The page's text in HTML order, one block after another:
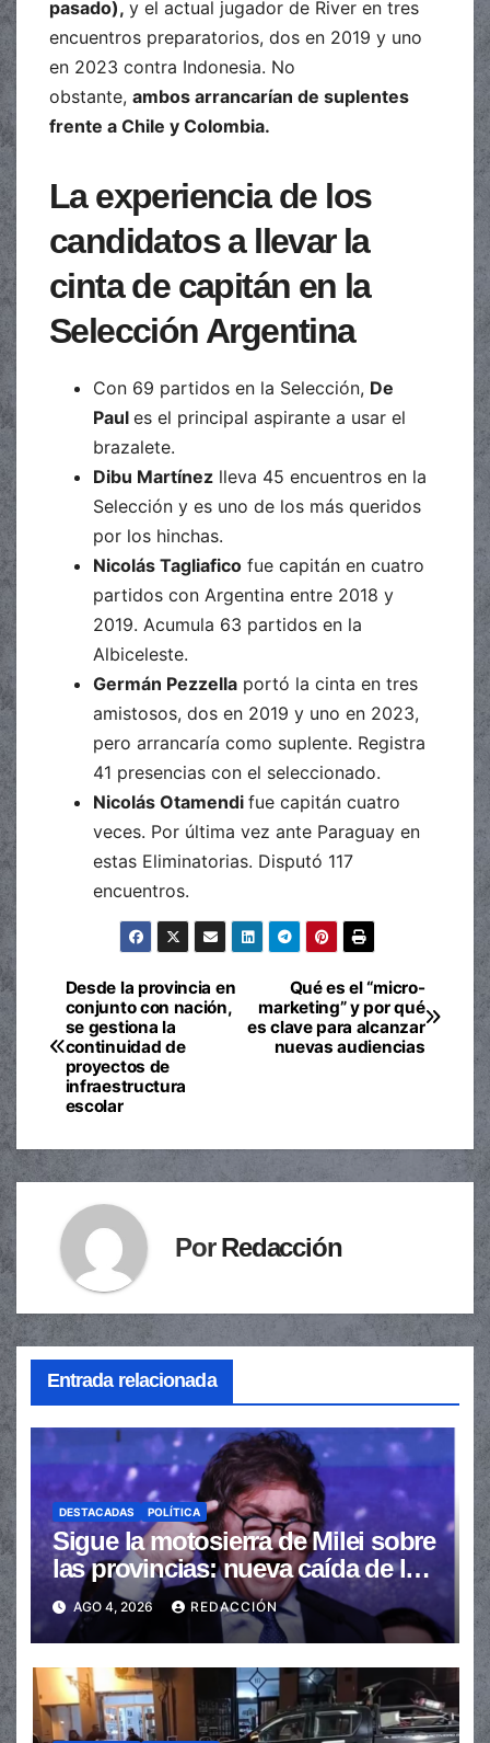
pasado), y el actual jugador de River en tres
encuentros preparatorios, dos en 2019 y uno
en 2023 contra Indonesia. No
obstante, ambos arrancarían de suplentes
frente a Chile y Colombia.
La experiencia de los
candidatos a llevar la
cinta de capitán en la
Selección Argentina
Con 69 partidos en la Selección, De
Paul es el principal aspirante a usar el
brazalete.
Dibu Martínez lleva 45 encuentros en la
Selección y es uno de los más queridos
por los hinchas.
Nicolás Tagliafico fue capitán en cuatro
partidos con Argentina entre 2018 y
2019. Acumula 63 partidos en la
Albiceleste.
Germán Pezzella portó la cinta en tres
amistosos, dos en 2019 y uno en 2023,
pero arrancaría como suplente. Registra
41 presencias con el seleccionado.
Nicolás Otamendi fue capitán cuatro
veces. Por última vez ante Paraguay en
estas Eliminatorias. Disputó 117
encuentros.
Navegación
de
entradas
Qué es el “micro-
marketing” y por qué
es clave para alcanzar
nuevas audiencias
Desde la provincia en
conjunto con nación,
se gestiona la
continuidad de
proyectos de
infraestructura
escolar
PorRedacción
Entrada relacionada
DESTACADAS POLÍTICA
Sigue la motosierra de Milei sobre
las provincias: nueva caída de las
transferencias no automáticas
AGO 4, 2026 REDACCIÓN